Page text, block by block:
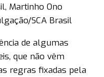
Martinho Ono
SCA Brasil
de algumas
que não vêm
regras fixadas pela